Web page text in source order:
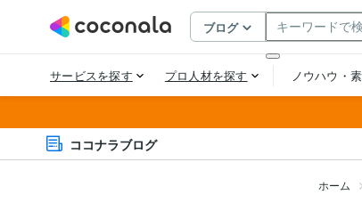
ココナラブログ
ホーム